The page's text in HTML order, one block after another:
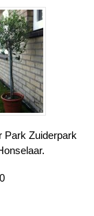
Park Zuiderpark